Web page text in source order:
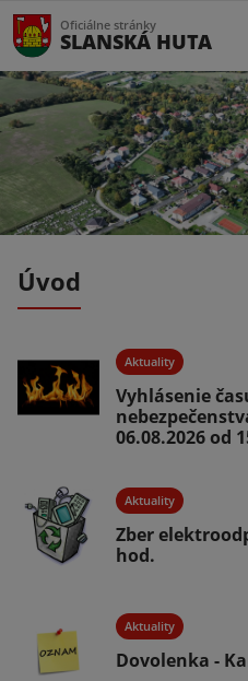
Oficiálne stránky
SLANSKÁ HUTA
Úvod
Aktuality
Vyhlásenie
06.08.2026 od
Aktuality
Zber
hod.
Aktuality
Dovolenka -